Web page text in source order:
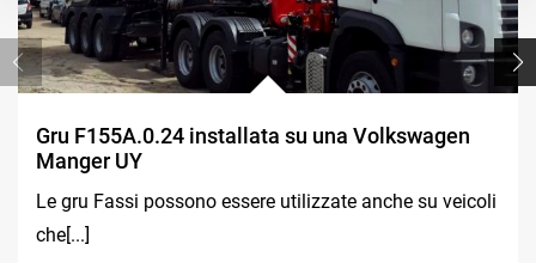
Gru F155A.0.24 installata su una Volkswagen
Manger UY
Le gru Fassi possono essere utilizzate anche su veicoli
che[...]